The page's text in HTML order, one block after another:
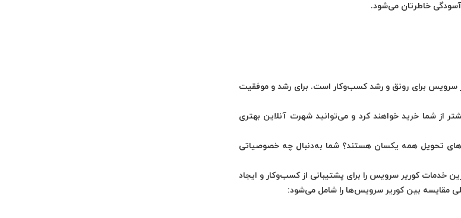
آسودگی خاطرتان می‌شود.
سرویس‌ برای رونق و رشد کسب‌وکار است. برای رشد و موفقیت
از شما خرید خواهند کرد و می‌توانید شهرت آنلاین بهتری
تحویل همه یکسان هستند؟ شما به‌دنبال چه خصوصیاتی
خدمات کوریر سرویس‌ را برای پشتیبانی از کسب‌وکار و ایجاد
مقایسه بین کوریر سرویس‌ها را شامل می‌شود: